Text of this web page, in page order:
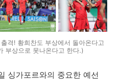
격! 황희찬도 부상에서 돌아온다고
부상으로 못나온다고 한다.)
싱가포르와의 중요한 예선